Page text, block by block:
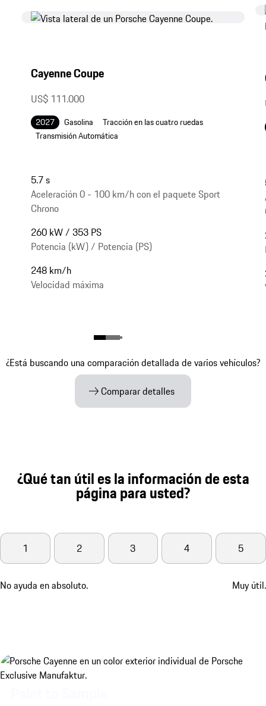
Cayenne Coupe
US$ 111.000
2027 Gasolina
Tracción en las cuatro ruedas
Transmisión Automática
5.7 s
Aceleración 0 - 100 km/h con el paquete Sport
Chrono
260 kW / 353 PS
Potencia (kW) / Potencia (PS)
248 km/h
Velocidad máxima
¿Está buscando una comparación detallada de varios vehículos?
Comparar detalles
¿Qué tan útil es la información de esta
página para usted?
No ayuda en absoluto.
1 2 3 4 5
Muy útil.